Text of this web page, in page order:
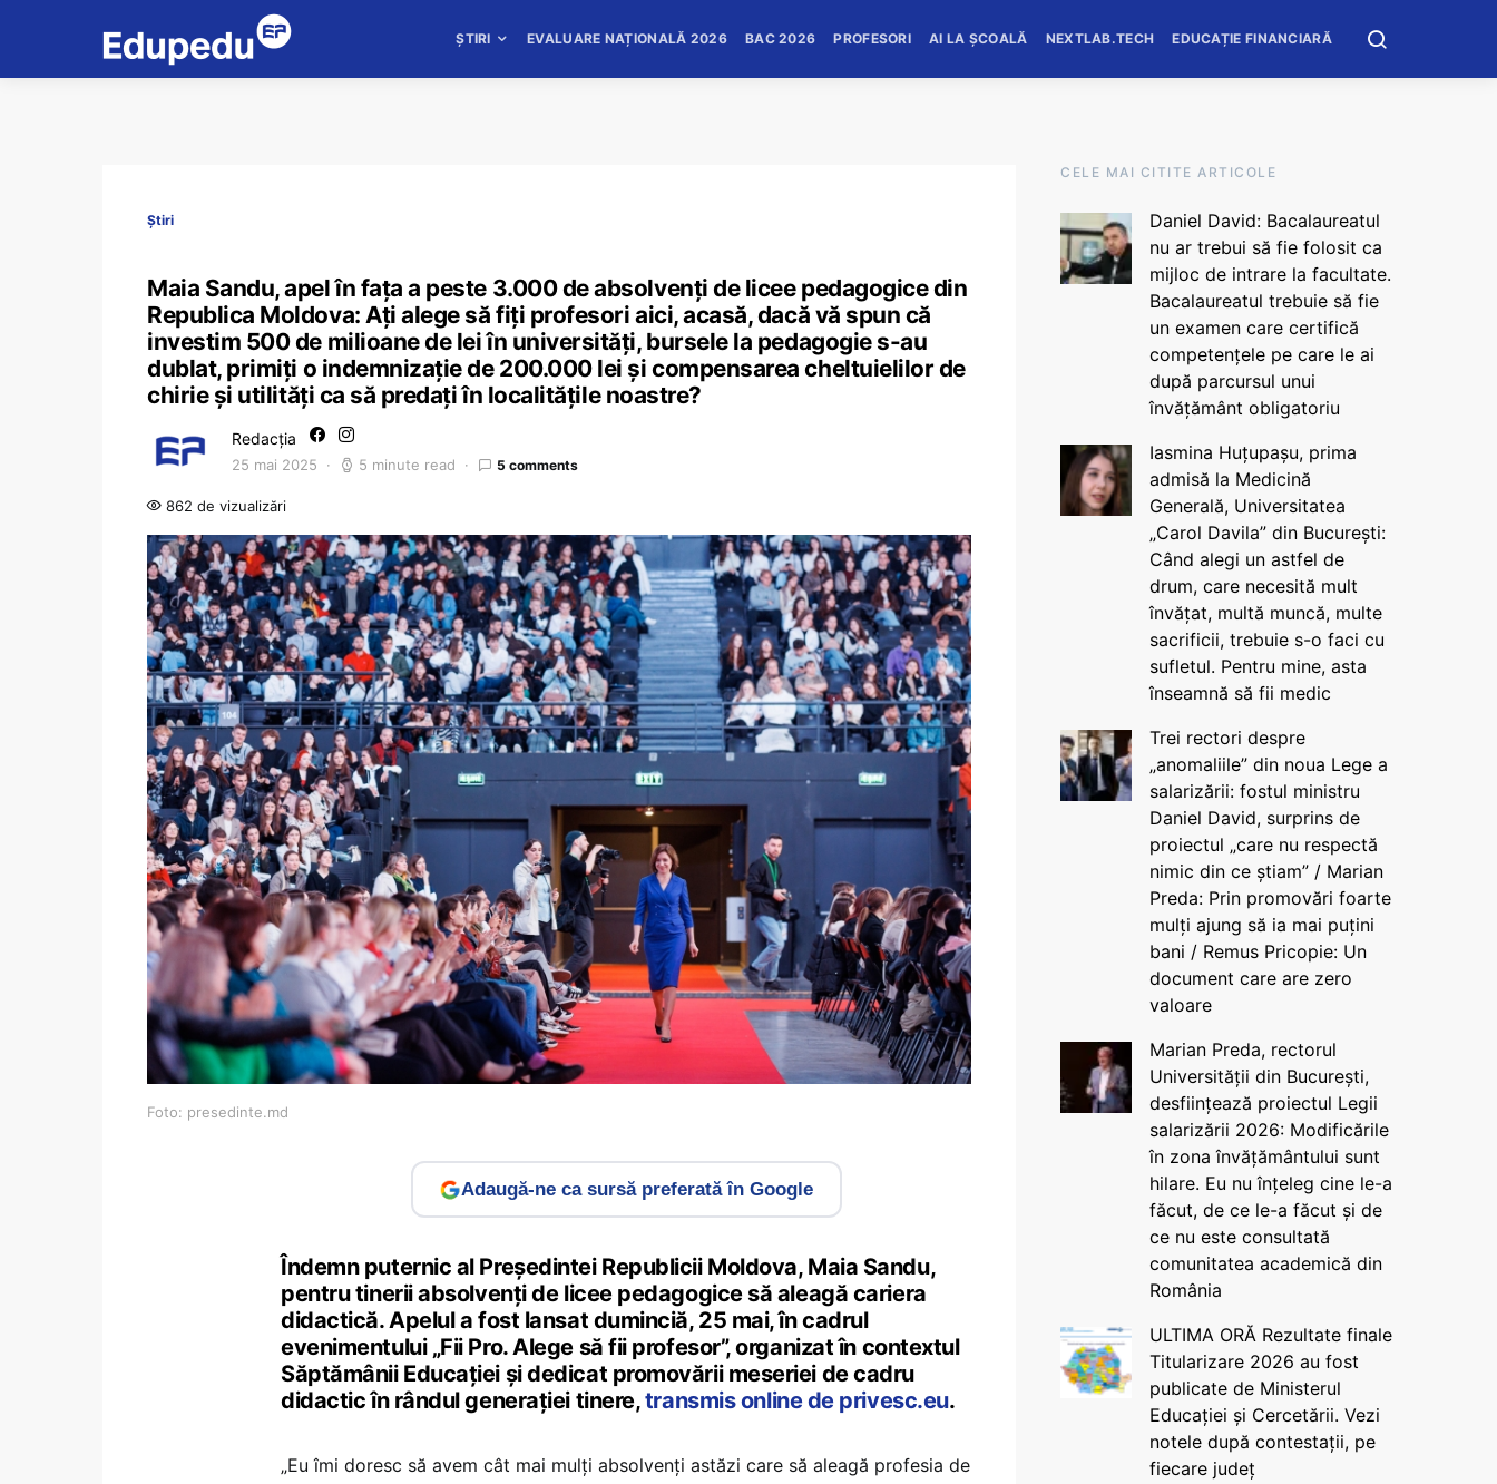
ȘTIRI EVALUARE NAȚIONALĂ 2026 BAC 2026 PROFESORI AI LA ȘCOALĂ NEXTLAB.TECH EDUCAȚIE FINANCIARĂ
Știri
Maia Sandu, apel în fața a peste 3.000 de absolvenți de licee pedagogice din
Republica Moldova: Ați alege să fiți profesori aici, acasă, dacă vă spun că
investim 500 de milioane de lei în universități, bursele la pedagogie s-au
dublat, primiți o indemnizație de 200.000 lei și compensarea cheltuielilor de
chirie și utilități ca să predați în localitățile noastre?
Redacția
25 mai 2025 5 minute read 5 comments
862 de vizualizări
Foto: presedinte.md
Adaugă-ne ca sursă preferată în Google
Îndemn puternic al Președintei Republicii Moldova, Maia Sandu,
pentru tinerii absolvenți de licee pedagogice să aleagă cariera
didactică. Apelul a fost lansat duminciă, 25 mai, în cadrul
evenimentului „Fii Pro. Alege să fii profesor”, organizat în contextul
Săptămânii Educației și dedicat promovării meseriei de cadru
didactic în rândul generației tinere,transmis online de privesc.eu.
„Eu îmi doresc să avem cât mai mulți absolvenți astăzi care să aleagă profesia de
CELE MAI CITITE ARTICOLE
Daniel David: Bacalaureatul
nu ar trebui să fie folosit ca
mijloc de intrare la facultate.
Bacalaureatul trebuie să fie
un examen care certifică
competențele pe care le ai
după parcursul unui
învățământ obligatoriu
Iasmina Huțupașu, prima
admisă la Medicină
Generală, Universitatea
„Carol Davila” din București:
Când alegi un astfel de
drum, care necesită mult
învățat, multă muncă, multe
sacrificii, trebuie s-o faci cu
sufletul. Pentru mine, asta
înseamnă să fii medic
Trei rectori despre
„anomaliile” din noua Lege a
salarizării: fostul ministru
Daniel David, surprins de
proiectul „care nu respectă
nimic din ce știam” / Marian
Preda: Prin promovări foarte
mulți ajung să ia mai puțini
bani / Remus Pricopie: Un
document care are zero
valoare
Marian Preda, rectorul
Universității din București,
desființează proiectul Legii
salarizării 2026: Modificările
în zona învățământului sunt
hilare. Eu nu înțeleg cine le-a
făcut, de ce le-a făcut și de
ce nu este consultată
comunitatea academică din
România
ULTIMA ORĂ Rezultate finale
Titularizare 2026 au fost
publicate de Ministerul
Educației și Cercetării. Vezi
notele după contestații, pe
fiecare județ